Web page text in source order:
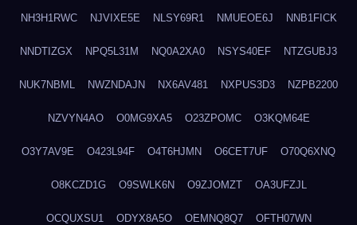
NH3H1RWC NJVIXE5E NLSY69R1 NMUEOE6J NNB1FICK
NNDTIZGX NPQ5L31M NQ0A2XA0 NSYS40EF NTZGUBJ3
NUK7NBML NWZNDAJN NX6AV481 NXPUS3D3 NZPB2200
NZVYN4AO O0MG9XA5 O23ZPOMC O3KQM64E
O3Y7AV9E O423L94F O4T6HJMN O6CET7UF O70Q6XNQ
O8KCZD1G O9SWLK6N O9ZJOMZT OA3UFZJL
OCQUXSU1 ODYX8A5O OEMNQ8Q7 OFTH07WN